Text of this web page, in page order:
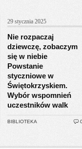
29 stycznia 2025
Nie rozpaczaj
dziewczę, zobaczym
się w niebie
Powstanie
styczniowe w
Świętokrzyskiem.
Wybór wspomnień
uczestników walk
BIBLIOTEKA